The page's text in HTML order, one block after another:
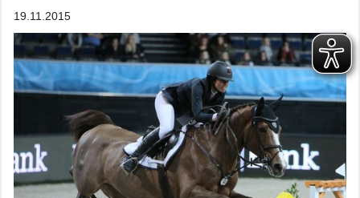
19.11.2015